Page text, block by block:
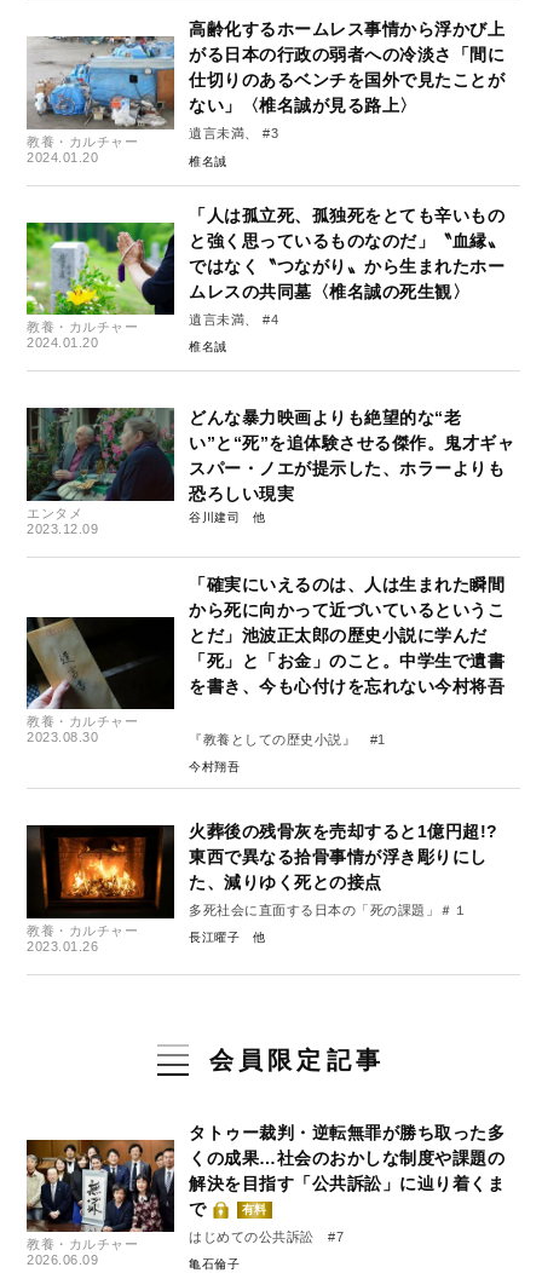
教養・カルチャー
2024.01.20
高齢化するホームレス事情から浮かび上
がる日本の行政の弱者への冷淡さ「間に
仕切りのあるベンチを国外で見たことが
ない」〈椎名誠が見る路上〉
遺言未満、 #3
椎名誠
教養・カルチャー
2024.01.20
「人は孤立死、孤独死をとても辛いもの
と強く思っているものなのだ」〝血縁〟
ではなく〝つながり〟から生まれたホー
ムレスの共同墓〈椎名誠の死生観〉
遺言未満、 #4
椎名誠
エンタメ
2023.12.09
どんな暴力映画よりも絶望的な“老
い”と“死”を追体験させる傑作。鬼才ギャ
スパー・ノエが提示した、ホラーよりも
恐ろしい現実
谷川建司
教養・カルチャー
2023.08.30
「確実にいえるのは、人は生まれた瞬間
から死に向かって近づいているというこ
とだ」池波正太郎の歴史小説に学んだ
「死」と「お金」のこと。中学生で遺書
を書き、今も心付けを忘れない今村将吾
『教養としての歴史小説』 #1
今村翔吾
教養・カルチャー
2023.01.26
火葬後の残骨灰を売却すると1億円超!?
東西で異なる拾骨事情が浮き彫りにし
た、減りゆく死との接点
多死社会に直面する日本の「死の課題」＃１
長江曜子
会員限定記事
教養・カルチャー
2026.06.09
タトゥー裁判・逆転無罪が勝ち取った多
くの成果…社会のおかしな制度や課題の
解決を目指す「公共訴訟」に辿り着くま
で
有料
はじめての公共訴訟 #7
亀石倫子